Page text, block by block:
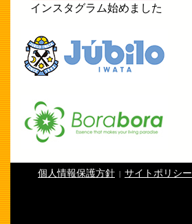
インスタグラム始めました
個人情報保護方針 | サイトポリシー